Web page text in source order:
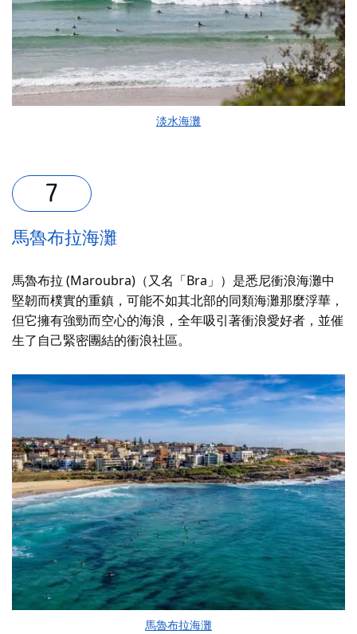
淡水海灘
馬魯布拉海灘
馬魯布拉 (Maroubra)（又名「Bra」）是悉尼衝浪海灘中
堅韌而樸實的重鎮，可能不如其北部的同類海灘那麼浮華，
但它擁有強勁而空心的海浪，全年吸引著衝浪愛好者，並催
生了自己緊密團結的衝浪社區。
馬魯布拉海灘